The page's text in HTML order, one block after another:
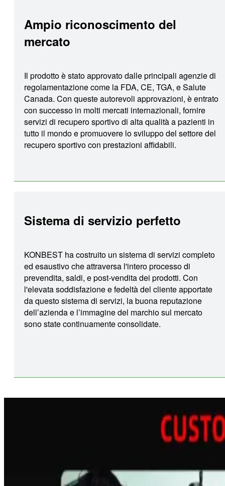
Ampio riconoscimento del
mercato
Il prodotto è stato approvato dalle principali agenzie di
regolamentazione come la FDA, CE, TGA, e Salute
Canada. Con queste autorevoli approvazioni, è entrato
con successo in molti mercati internazionali, fornire
servizi di recupero sportivo di alta qualità a pazienti in
tutto il mondo e promuovere lo sviluppo del settore del
recupero sportivo con prestazioni affidabili.
Sistema di servizio perfetto
KONBEST ha costruito un sistema di servizi completo
ed esaustivo che attraversa l'intero processo di
prevendita, saldi, e post-vendita dei prodotti. Con
l'elevata soddisfazione e fedeltà del cliente apportate
da questo sistema di servizi, la buona reputazione
dell’azienda e l’immagine del marchio sul mercato
sono state continuamente consolidate.